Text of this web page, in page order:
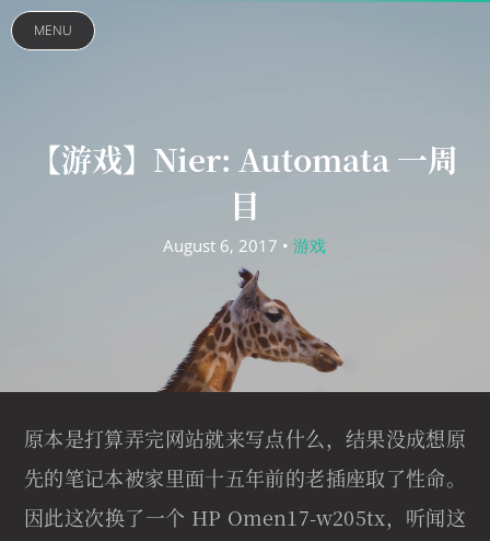
MENU
【游戏】Nier: Automata 一周
目
August 6, 2017 • 游戏
原本是打算弄完网站就来写点什么，结果没成想原
先的笔记本被家里面十五年前的老插座取了性命。
因此这次换了一个 HP Omen17-w205tx，听闻这